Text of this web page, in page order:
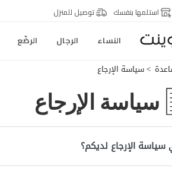
استلمها بنفسك توصيل للمنزل
النساء الرجال الرضّع
سياسة الإرجاع
سياسة الإرجاع
الإرجاع لديكم؟